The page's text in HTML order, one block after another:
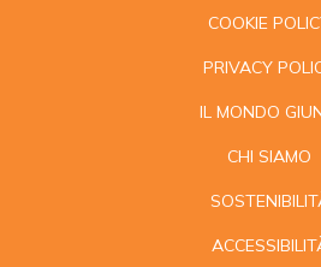
COOKIE
PRIVACY
IL MONDO
CHI SIAMO